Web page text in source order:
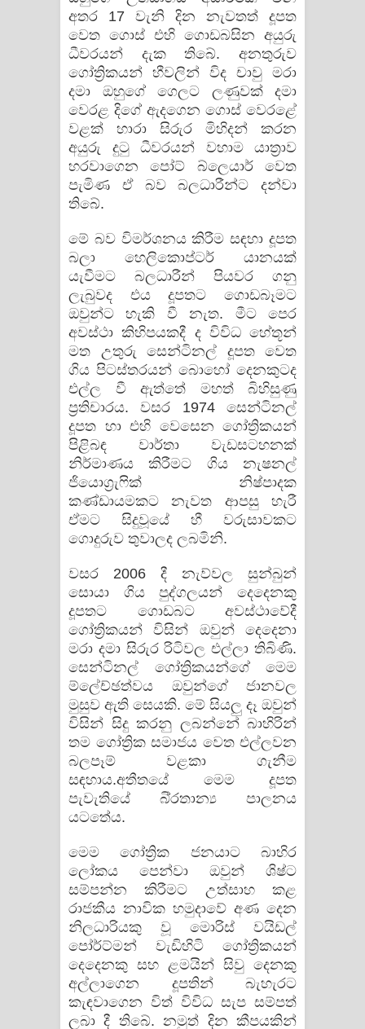
අතර 17 වැනි දින නැවතත් දූපත
වෙත ගොස් එහි ගොඩබසින අයුරු
ධීවරයන් දැක තිබේ. අනතුරුව
ගෝත්‍රිකයන් හීවලින් විද චාවු මරා
දමා ඔහුගේ ගෙලට ලණුවක් දමා
වෙරළ දිගේ ඇදගෙන ගොස් වෙරළේ
වළක් හාරා සිරුර මිහිදන් කරන
අයුරු දුටු ධීවරයන් වහාම යාත්‍රාව
හරවාගෙන පෝට් බ්ලෙයාර් වෙත
පැමිණ ඒ බව බලධාරීන්ට දන්වා
තිබේ.
මේ බව විමර්ශනය කිරීම සඳහා දූපත
බලා හෙලිකොප්ටර් යානයක්
යැවීමට බලධාරීන් පියවර ගනු
ලැබුවද එය දූපතට ගොඩබෑමට
ඔවුන්ට හැකි වී නැත. මීට පෙර
අවස්ථා කිහිපයකදී ද විවිධ හේතූන්
මත උතුරු සෙන්ටිනල් දූපත වෙත
ගිය පිටස්තරයන් බොහෝ දෙනකුටද
එල්ල වී ඇත්තේ මහත් බිහිසුණු
ප්‍රතිචාරය. වසර 1974 සෙන්ටිනල්
දූපත හා එහි වෙසෙන ගෝත්‍රිකයන්
පිළිබඳ වාර්තා වැඩසටහනක්
නිර්මාණය කිරීමට ගිය නැෂනල්
ජියොග්‍රැෆික් නිෂ්පාදක
කණ්ඩායමකට නැවත ආපසු හැරී
ඒමට සිදුවූයේ හී වරුසාවකට
ගොදුරුව තුවාලද ලබමිනි.
වසර 2006 දී නැව්වල සුන්බුන්
සොයා ගිය පුද්ගලයන් දෙදෙනකු
දූපතට ගොඩබට අවස්ථාවේදී
ගෝත්‍රිකයන් විසින් ඔවුන් දෙදෙනා
මරා දමා සිරුර රිටිවල එල්ලා තිබිණි.
සෙන්ටිනල් ගෝත්‍රිකයන්ගේ මෙම
ම්ලේච්ඡත්වය ඔවුන්ගේ ජානවල
මුසුව ඇති සෙයකි. මේ සියලු දෑ ඔවුන්
විසින් සිදු කරනු ලබන්නේ බාහිරින්
තම ගෝත්‍රික සමාජය වෙත එල්ලවන
බලපෑම් වළකා ගැනීම
සඳහාය.අතීතයේ මෙම දූපත
පැවැතියේ බි්‍රතාන්‍ය පාලනය
යටතේය.
මෙම ගෝත්‍රික ජනයාට බාහිර
ලෝකය පෙන්වා ඔවුන් ශිෂ්ට
සම්පන්න කිරීමට උත්සාහ කළ
රාජකීය නාවික හමුදාවේ අණ දෙන
නිලධාරියකු වූ මොරිස් වයිඩල්
පෝර්ට්මන් වැඩිහිටි ගෝත්‍රිකයන්
දෙදෙනකු සහ ළමයින් සිවු දෙනකු
අල්ලාගෙන දූපතින් බැහැරට
කැඳවාගෙන විත් විවිධ සැප සම්පත්
ලබා දී තිබේ. නමුත් දින කීපයකින්